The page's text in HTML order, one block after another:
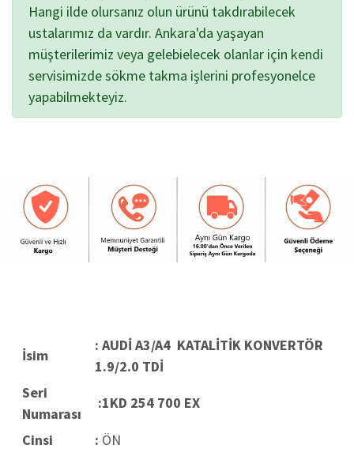
Hangi ilde olursanız olun ürünü takdırabilecek
ustalarımız da vardır. Ankara'da yaşayan
müşterilerimiz veya gelebielecek olanlar için kendi
servisimizde sökme takma işlerini profesyonelce
yapabilmekteyiz.
İsim
: AUDİ A3/A4 KATALİTİK KONVERTÖR
1.9/2.0 TDİ
Seri
Numarası
:1KD 254 700 EX
Cinsi : ÖN